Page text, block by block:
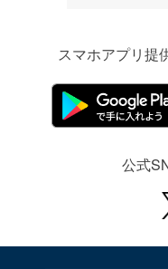
スマホアプリ提
公式